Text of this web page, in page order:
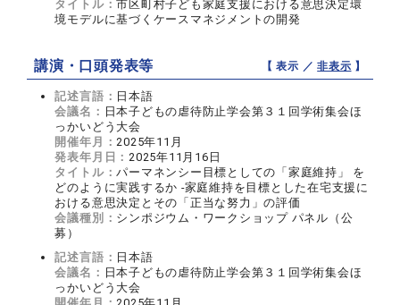
タイトル：市区町村子ども家庭支援における意思決定環
境モデルに基づくケースマネジメントの開発
講演・口頭発表等 【 表示 ／非表示 】
記述言語： 日本語
会議名： 日本子どもの虐待防止学会第３１回学術集会ほ
っかいどう大会
開催年月：2025年11月
発表年月日：2025年11月16日
タイトル：パーマネンシー目標としての「家庭維持」 を
どのように実践するか -家庭維持を目標とした在宅支援に
おける意思決定とその「正当な努力」の評価
会議種別： シンポジウム・ワークショップ パネル（公
募）
記述言語： 日本語
会議名： 日本子どもの虐待防止学会第３１回学術集会ほ
っかいどう大会